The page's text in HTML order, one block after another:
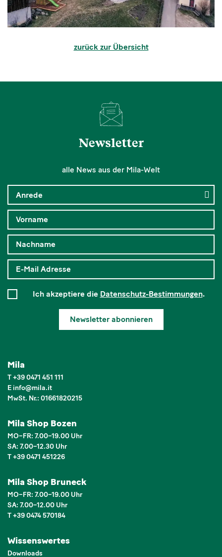
zurück zur Übersicht
Newsletter
alle News aus der Mila-Welt
Ich akzeptiere die Datenschutz-Bestimmungen.
Newsletter abonnieren
Mila
T+39 0471 451 111
E info@mila.it
MwSt. Nr.: 01661820215
Mila Shop Bozen
MO–FR: 7.00–19.00 Uhr
SA: 7.00–12.30 Uhr
T +39 0471 451226
Mila Shop Bruneck
MO–FR: 7.00–19.00 Uhr
SA: 7.00–12.00 Uhr
T +39 0474 570184
Wissenswertes
Downloads